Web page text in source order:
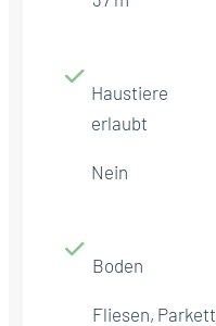
Haustiere
erlaubt
Nein
Boden
Fliesen, Parkett